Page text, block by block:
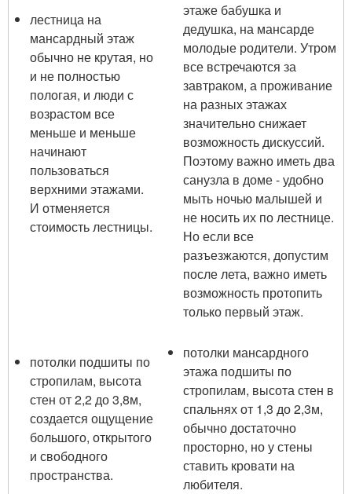
лестница на
мансардный этаж
обычно не крутая, но
и не полностью
пологая, и люди с
возрастом все
меньше и меньше
начинают
пользоваться
верхними этажами.
И отменяется
стоимость лестницы.
этаже бабушка и
дедушка, на мансарде
молодые родители. Утром
все встречаются за
завтраком, а проживание
на разных этажах
значительно снижает
возможность дискуссий.
Поэтому важно иметь два
санузла в доме - удобно
мыть ночью малышей и
не носить их по лестнице.
Но если все
разъезжаются, допустим
после лета, важно иметь
возможность протопить
только первый этаж.
потолки подшиты по
стропилам, высота
стен от 2,2 до 3,8м,
создается ощущение
большого, открытого
и свободного
пространства.
потолки мансардного
этажа подшиты по
стропилам, высота стен в
спальнях от 1,3 до 2,3м,
обычно достаточно
просторно, но у стены
ставить кровати на
любителя.